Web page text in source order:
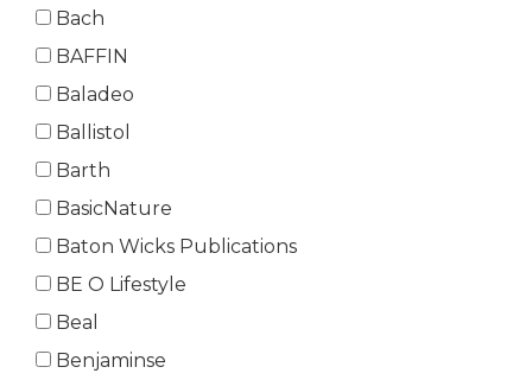
Bach
BAFFIN
Baladeo
Ballistol
Barth
BasicNature
Baton Wicks Publications
BE O Lifestyle
Beal
Benjaminse